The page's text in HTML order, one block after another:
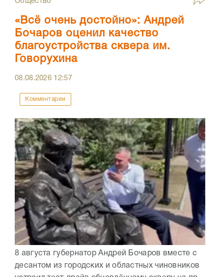
«Всё очень достойно»: Андрей
Бочаров оценил качество
благоустройства сквера им.
Говорухина
08.08.2026 12:57
Комментарии
8 августа губернатор Андрей Бочаров вместе с
десантом из городских и областных чиновников